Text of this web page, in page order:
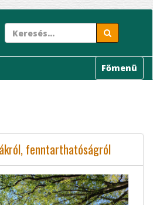
Főmenü
fenntarthatóságról